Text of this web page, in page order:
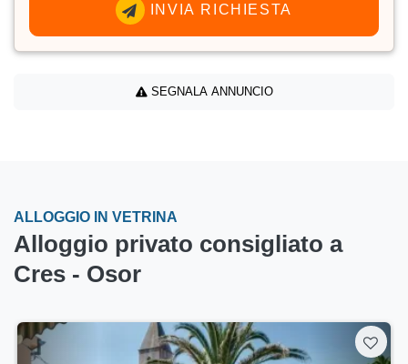
INVIA RICHIESTA
SEGNALA ANNUNCIO
ALLOGGIO IN VETRINA
Alloggio privato consigliato a
Cres - Osor